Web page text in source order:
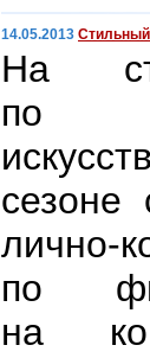
14.05.2013 Стильный
На
по
сезоне
лично-
по
на